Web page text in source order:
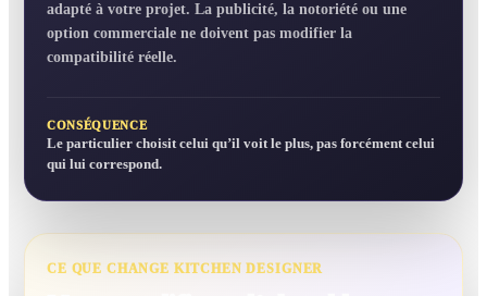
adapté à votre projet. La publicité, la notoriété ou une
option commerciale ne doivent pas modifier la
compatibilité réelle.
CONSÉQUENCE
Le particulier choisit celui qu’il voit le plus, pas forcément celui
qui lui correspond.
CE QUE CHANGE KITCHEN DESIGNER